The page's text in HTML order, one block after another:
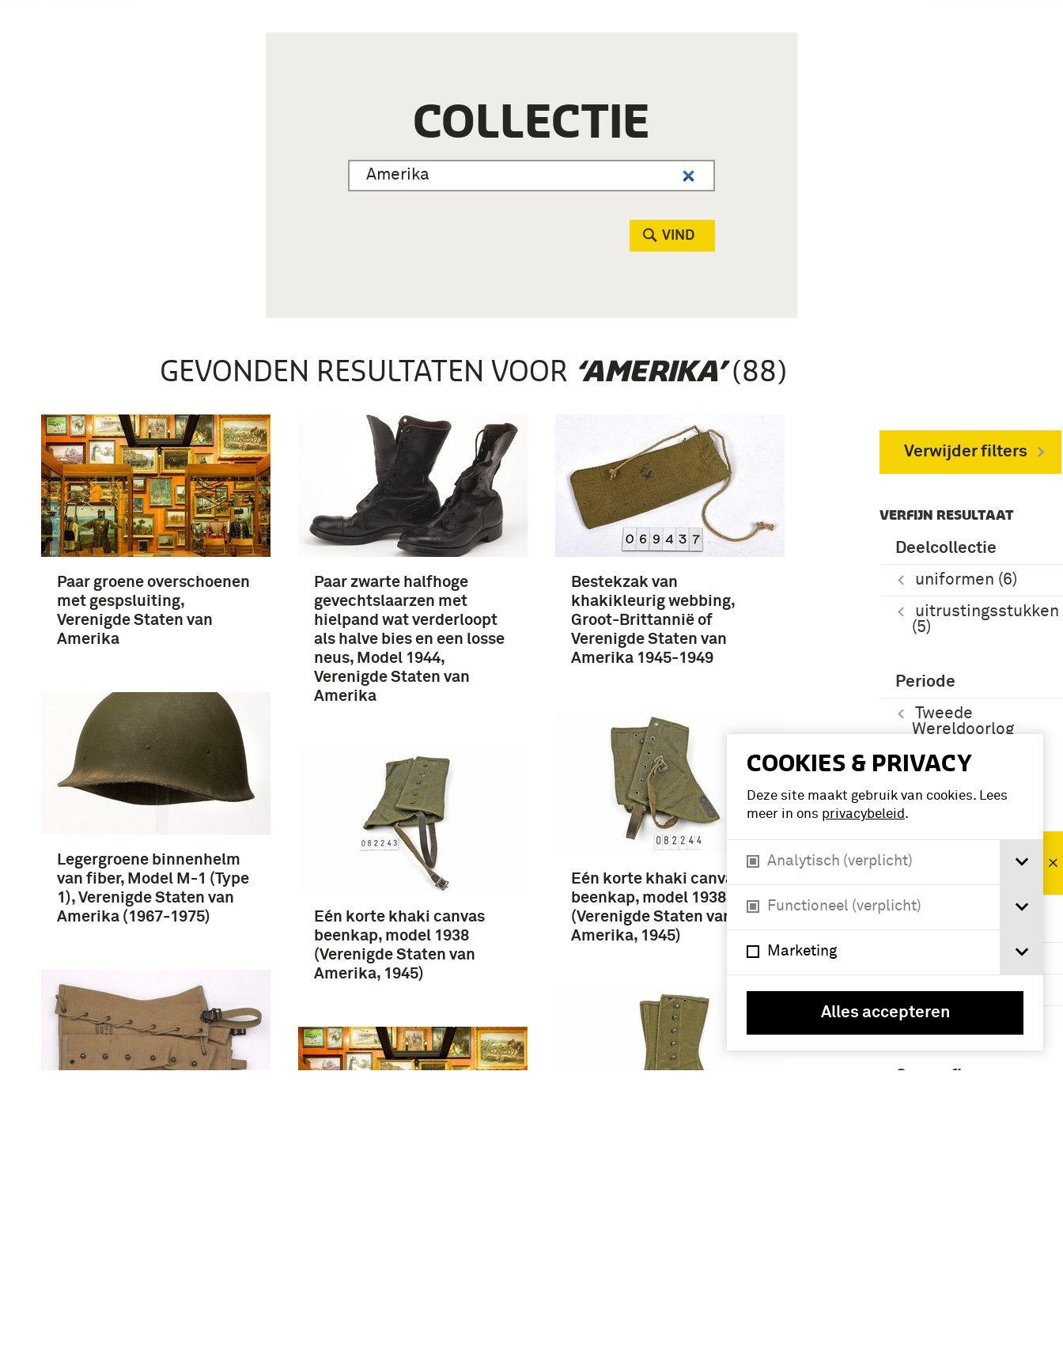
COOKIES & PRIVACY
Deze site maakt gebruik van cookies. Lees
meer in ons privacybeleid.
Analytisch (verplicht)
Functioneel (verplicht)
Marketing
Alles accepteren
COLLECTIE
VIND
GEVONDEN RESULTATEN VOOR ‘AMERIKA’(88)
Verwijder filters
VERFIJN RESULTAAT
Deelcollectie
uniformen (6)
uitrustingsstukken
(5)
Periode
Tweede
Wereldoorlog
Namen /
instellingen
Quartermaster
Corps (10)
mortiergroep (7)
infanterie (5)
Meer
Paar groene overschoenen
met gespsluiting,
Verenigde Staten van
Amerika
Legergroene binnenhelm
van fiber, Model M-1 (Type
1), Verenigde Staten van
Amerika (1967-1975)
Paar zwarte halfhoge
gevechtslaarzen met
hielpand wat verderloopt
als halve bies en een losse
neus, Model 1944,
Verenigde Staten van
Amerika
Eén korte khaki canvas
beenkap, model 1938
(Verenigde Staten van
Amerika, 1945)
Bestekzak van
khakikleurig webbing,
Groot-Brittannië of
Verenigde Staten van
Amerika 1945-1949
Eén korte khaki canvas
beenkap, model 1938
(Verenigde Staten van
Amerika, 1945)